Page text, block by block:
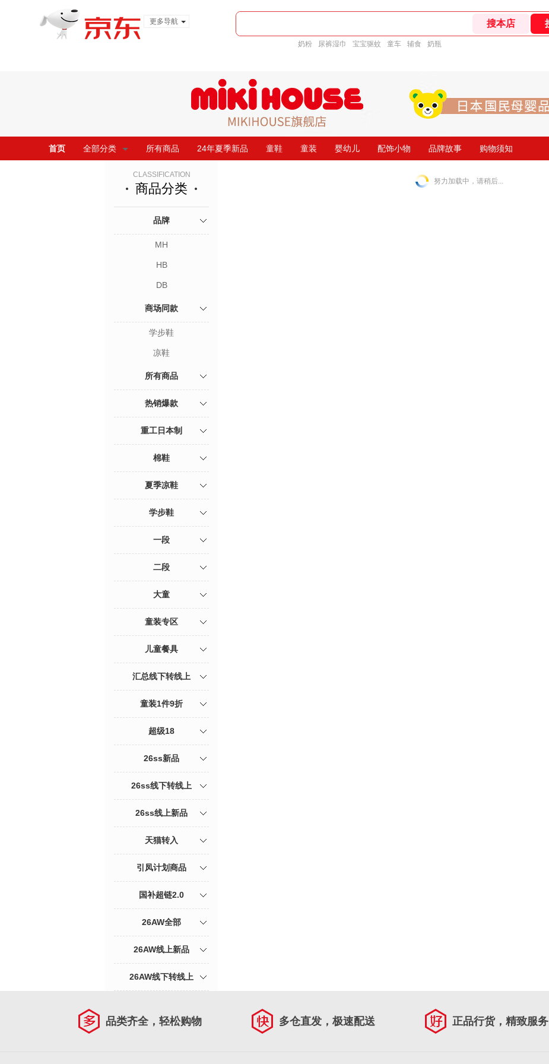
更多导航
奶粉 尿裤湿巾 宝宝驱蚊 童车 辅食 奶瓶
首页 全部分类 所有商品 24年夏季新品 童鞋 童装 婴幼儿 配饰小物 品牌故事 购物须知
CLASSIFICATION
商品分类
品牌
MH
HB
DB
商场同款
学步鞋
凉鞋
所有商品
热销爆款
重工日本制
棉鞋
夏季凉鞋
学步鞋
一段
二段
大童
童装专区
儿童餐具
汇总线下转线上
童装1件9折
超级18
26ss新品
26ss线下转线上
26ss线上新品
天猫转入
引凤计划商品
国补超链2.0
26AW全部
26AW线上新品
26AW线下转线上
努力加载中，请稍后...
品类齐全，轻松购物 多仓直发，极速配送 正品行货，精致服务